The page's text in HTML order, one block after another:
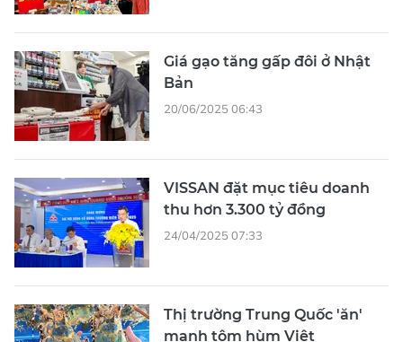
Giá gạo tăng gấp đôi ở Nhật
Bản
20/06/2025 06:43
VISSAN đặt mục tiêu doanh
thu hơn 3.300 tỷ đồng
24/04/2025 07:33
Thị trường Trung Quốc 'ăn'
mạnh tôm hùm Việt